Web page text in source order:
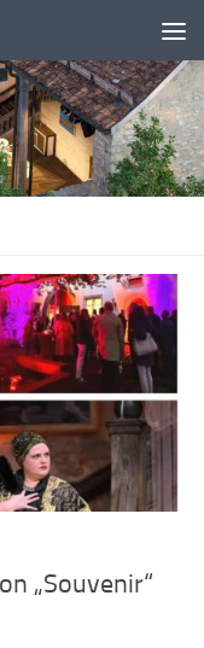
„Souvenir“